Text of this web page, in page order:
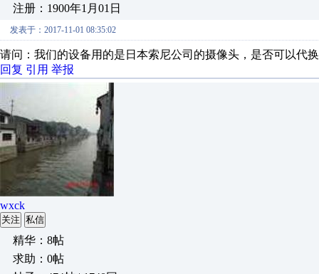
注册：1900年1月01日
发表于：2017-11-01 08:35:02
请问：我们的设备用的是日本索尼公司的摄像头，是否可以代
回复 引用 举报
wxck
关注 私信
精华：8帖
求助：0帖